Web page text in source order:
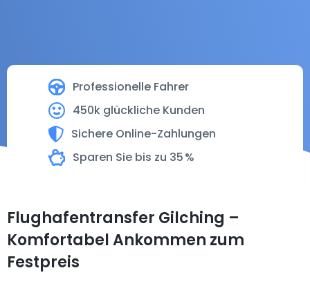
Professionelle Fahrer
450k glückliche Kunden
Sichere Online-Zahlungen
Sparen Sie bis zu 35 %
Flughafentransfer Gilching –
Komfortabel Ankommen zum
Festpreis